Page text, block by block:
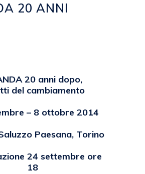
20 ANNI
20 anni dopo,
del cambiamento
– 8 ottobre 2014
Paesana, Torino
24 settembre ore
18